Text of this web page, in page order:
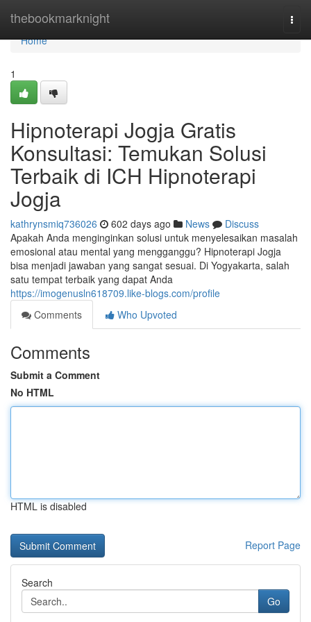
thebookmarknight
Home
Home
1
Hipnoterapi Jogja Gratis
Konsultasi: Temukan Solusi
Terbaik di ICH Hipnoterapi
Jogja
kathrynsmiq736026 602 days ago News
Discuss
Apakah Anda menginginkan solusi untuk menyelesaikan masalah
emosional atau mental yang mengganggu? Hipnoterapi Jogja
bisa menjadi jawaban yang sangat sesuai. Di Yogyakarta, salah
satu tempat terbaik yang dapat Anda
https://imogenusln618709.like-blogs.com/profile
Comments
Who Upvoted
Comments
Submit a Comment
No HTML
HTML is disabled
Report Page
Search
Go